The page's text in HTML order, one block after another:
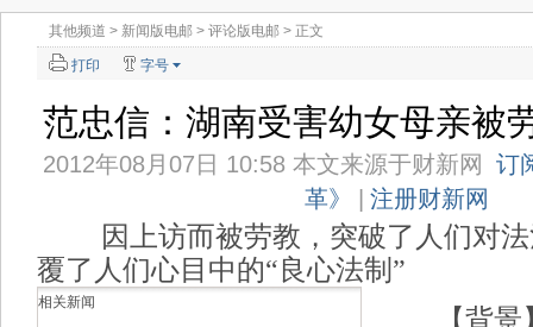
其他频道 > 新闻版电邮 > 评论版电邮 > 正文
打印 字号
范忠信：湖南受害幼女母亲被
2012年08月07日 10:58 本文来源于财新网
订
革》
注册财新网
因上访而被劳教，突破了人们对法
覆了人们心目中的“良心法制”
相关新闻
【背